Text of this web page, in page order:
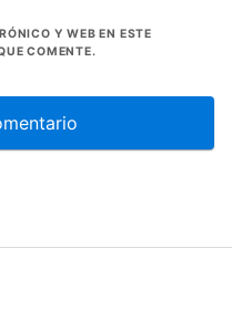
Y WEB EN ESTE
COMENTE.